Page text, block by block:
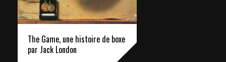
The Game, une histoire de boxe
par Jack London